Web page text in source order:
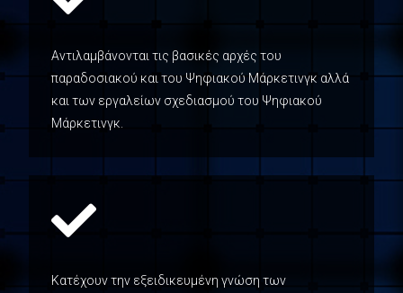
Αντιλαμβάνονται τις βασικές αρχές του
παραδοσιακού και του Ψηφιακού Μάρκετινγκ αλλά
και των εργαλείων σχεδιασμού του Ψηφιακού
Μάρκετινγκ.
Κατέχουν την εξειδικευμένη γνώση των